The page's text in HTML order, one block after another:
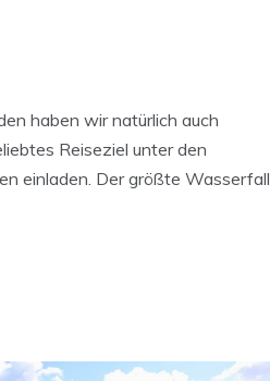
haben wir natürlich auch
Reiseziel unter den
einladen. Der größte Wasserfall